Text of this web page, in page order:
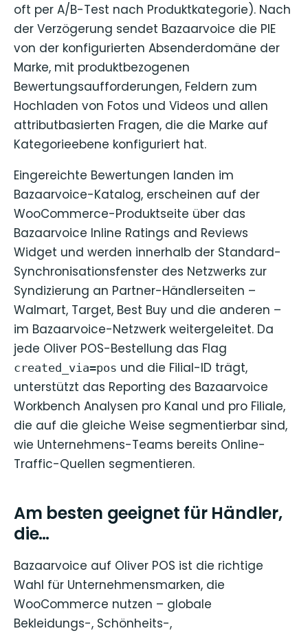
oft per A/B-Test nach Produktkategorie). Nach
der Verzögerung sendet Bazaarvoice die PIE
von der konfigurierten Absenderdomäne der
Marke, mit produktbezogenen
Bewertungsaufforderungen, Feldern zum
Hochladen von Fotos und Videos und allen
attributbasierten Fragen, die die Marke auf
Kategorieebene konfiguriert hat.
Eingereichte Bewertungen landen im
Bazaarvoice-Katalog, erscheinen auf der
WooCommerce-Produktseite über das
Bazaarvoice Inline Ratings and Reviews
Widget und werden innerhalb der Standard-
Synchronisationsfenster des Netzwerks zur
Syndizierung an Partner-Händlerseiten –
Walmart, Target, Best Buy und die anderen –
im Bazaarvoice-Netzwerk weitergeleitet. Da
jede Oliver POS-Bestellung das Flag
created_via=pos und die Filial-ID trägt,
unterstützt das Reporting des Bazaarvoice
Workbench Analysen pro Kanal und pro Filiale,
die auf die gleiche Weise segmentierbar sind,
wie Unternehmens-Teams bereits Online-
Traffic-Quellen segmentieren.
Am besten geeignet für Händler,
die…
Bazaarvoice auf Oliver POS ist die richtige
Wahl für Unternehmensmarken, die
WooCommerce nutzen – globale
Bekleidungs-, Schönheits-,